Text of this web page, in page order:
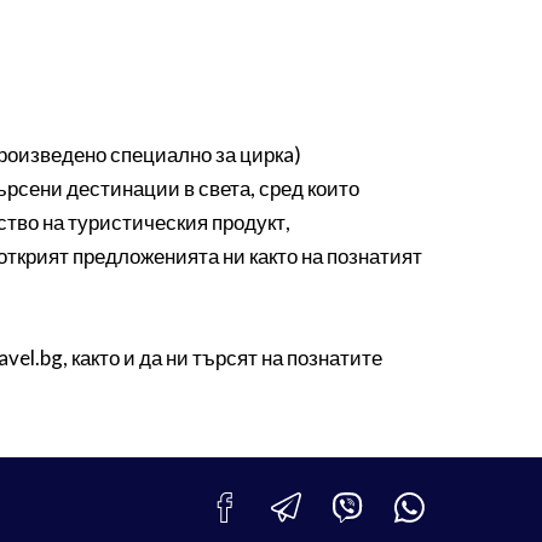
специално за циркa)
дестинации в света, сред които
на туристическия продукт,
предложенията ни както на познатият
както и да ни търсят на познатите